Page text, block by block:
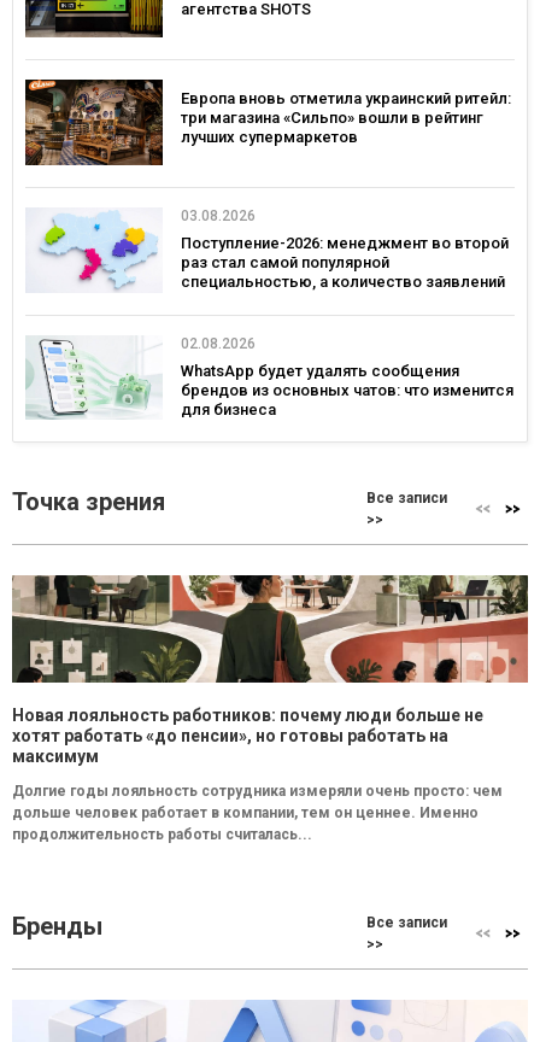
агентства SHOTS
Европа вновь отметила украинский ритейл:
три магазина «Сильпо» вошли в рейтинг
лучших супермаркетов
03.08.2026
Поступление-2026: менеджмент во второй
раз стал самой популярной
специальностью, а количество заявлений
02.08.2026
WhatsApp будет удалять сообщения
брендов из основных чатов: что изменится
для бизнеса
Точка зрения
Все записи
>>
Новая лояльность работников: почему люди больше не
хотят работать «до пенсии», но готовы работать на
максимум
Долгие годы лояльность сотрудника измеряли очень просто: чем
дольше человек работает в компании, тем он ценнее. Именно
продолжительность работы считалась...
Бренды
Все записи
>>